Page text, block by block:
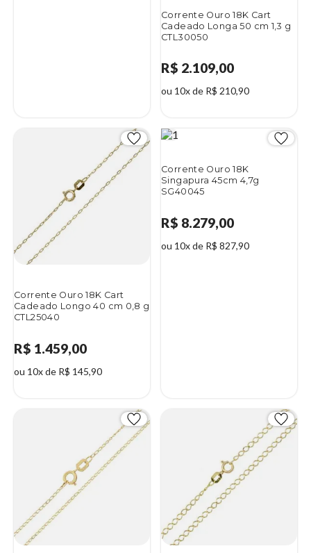
Corrente Ouro 18K Cart
Cadeado Longa 50 cm 1,3 g
CTL30050
R$ 2.109,00
ou 10x de R$ 210,90
Corrente Ouro 18K Cart
Cadeado Longo 40 cm 0,8 g
CTL25040
R$ 1.459,00
ou 10x de R$ 145,90
Corrente Ouro 18K
Singapura 45cm 4,7g
SG40045
R$ 8.279,00
ou 10x de R$ 827,90